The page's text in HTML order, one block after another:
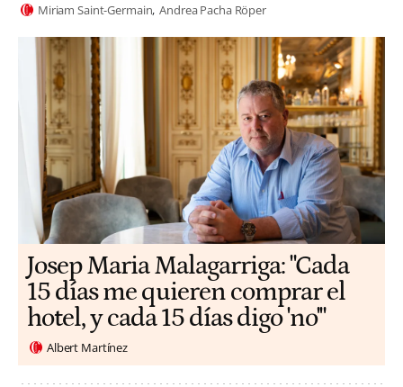
Miriam Saint-Germain Andrea Pacha Röper
​​Josep Maria Malagarriga: "Cada
15 días me quieren comprar el
hotel, y cada 15 días digo 'no'"
Albert Martínez